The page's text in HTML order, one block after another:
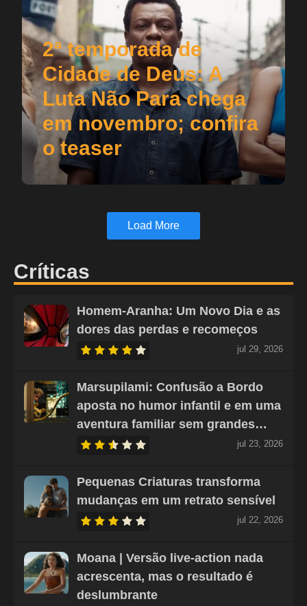
2ª temporada de
Cidade de Deus: A
Luta Não Para chega
em novembro; confira
o teaser
Load More
Críticas
Homem-Aranha: Um Novo Dia e as
dores das perdas e recomeços
jul 29, 2026
Marsupilami: Confusão a Bordo
aposta no humor infantil e em uma
aventura familiar sem grandes…
jul 23, 2026
Pequenas Criaturas transforma
mudanças em um retrato sensível
jul 22, 2026
Moana | Versão live-action nada
acrescenta, mas o resultado é
deslumbrante